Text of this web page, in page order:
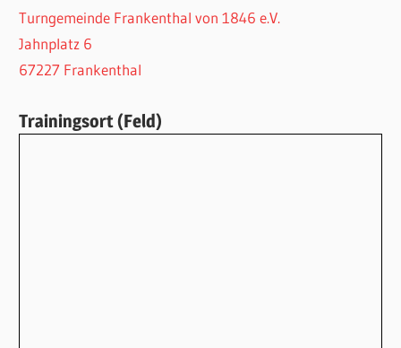
Turngemeinde Frankenthal von 1846 e.V.
Jahnplatz 6
67227 Frankenthal
Trainingsort (Feld)